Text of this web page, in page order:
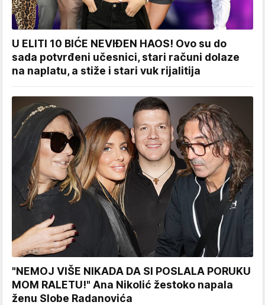
U ELITI 10 BIĆE NEVIĐEN HAOS! Ovo su do
sada potvrđeni učesnici, stari računi dolaze
na naplatu, a stiže i stari vuk rijalitija
"NEMOJ VIŠE NIKADA DA SI POSLALA PORUKU
MOM RALETU!" Ana Nikolić žestoko napala
ženu Slobe Radanovića